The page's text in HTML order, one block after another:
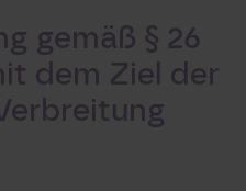
gemäß § 26
dem Ziel der